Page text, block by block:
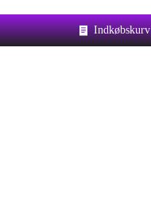
Indkøbskurv